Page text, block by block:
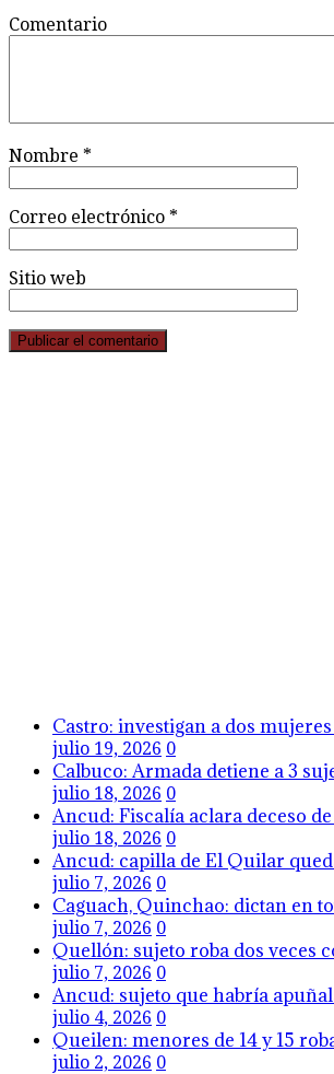
Comentario
Nombre *
Correo electrónico *
Sitio web
Castro: investigan a dos
julio 19, 2026 0
Calbuco: Armada detiene a 3
julio 18, 2026 0
Ancud: Fiscalía aclara deceso
julio 18, 2026 0
Ancud: capilla de El Quilar
julio 7, 2026 0
Caguach, Quinchao: dictan en
julio 7, 2026 0
Quellón: sujeto roba dos veces
julio 7, 2026 0
Ancud: sujeto que habría
julio 4, 2026 0
Queilen: menores de 14 y 15
julio 2, 2026 0